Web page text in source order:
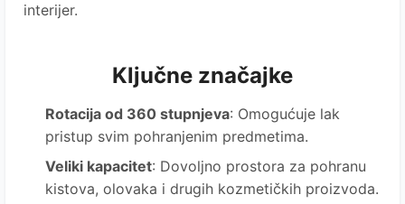
interijer.
Ključne značajke
Rotacija od 360 stupnjeva: Omogućuje lak
pristup svim pohranjenim predmetima.
Veliki kapacitet: Dovoljno prostora za pohranu
kistova, olovaka i drugih kozmetičkih proizvoda.